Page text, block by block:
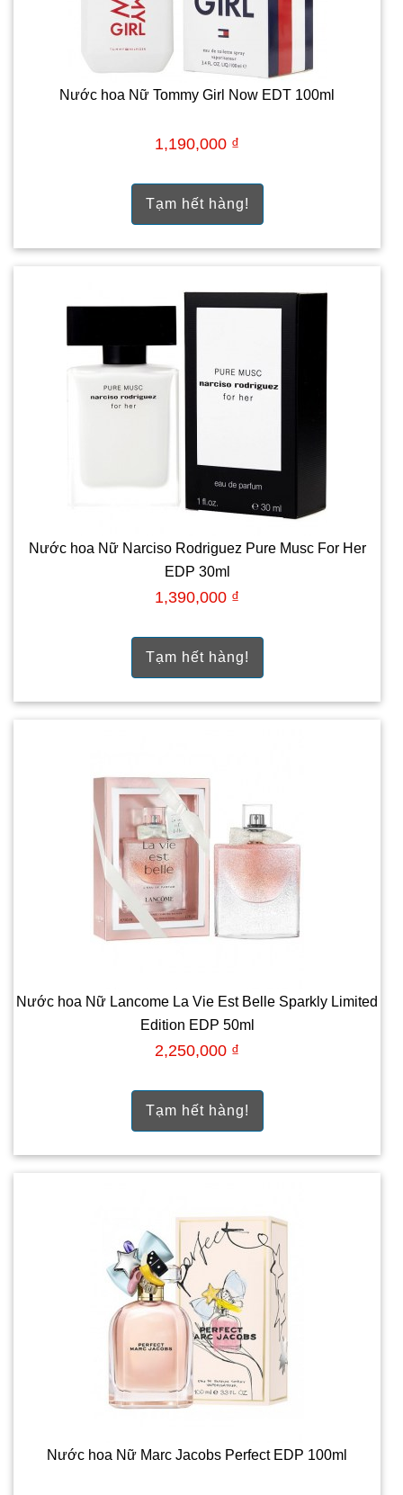
Nước hoa Nữ Tommy Girl Now EDT 100ml
1,190,000 ₫
Tạm hết hàng!
Nước hoa Nữ Narciso Rodriguez Pure Musc For Her
EDP 30ml
1,390,000 ₫
Tạm hết hàng!
Nước hoa Nữ Lancome La Vie Est Belle Sparkly Limited
Edition EDP 50ml
2,250,000 ₫
Tạm hết hàng!
Nước hoa Nữ Marc Jacobs Perfect EDP 100ml